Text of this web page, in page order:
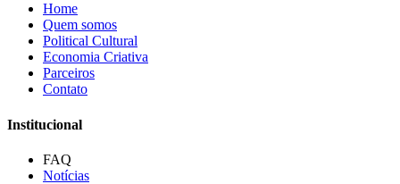
Home
Quem somos
Political Cultural
Economia Criativa
Parceiros
Contato
Institucional
FAQ
Notícias